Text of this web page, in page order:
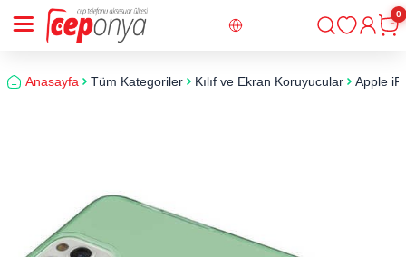
Giriş
0
Anasayfa Tüm Kategoriler Kılıf ve Ekran Koruyucular Apple